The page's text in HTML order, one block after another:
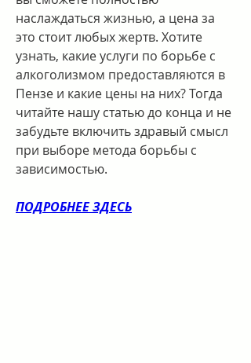
наслаждаться жизнью, а цена за
это стоит любых жертв. Хотите
узнать, какие услуги по борьбе с
алкоголизмом предоставляются в
Пензе и какие цены на них? Тогда
читайте нашу статью до конца и не
забудьте включить здравый смысл
при выборе метода борьбы с
зависимостью.
ПОДРОБНЕЕ ЗДЕСЬ